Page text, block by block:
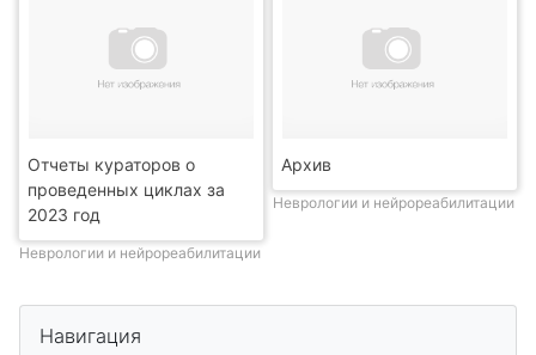
Отчеты кураторов о
проведенных циклах за
2023 год
Неврологии и нейрореабилитации
Архив
Неврологии и нейрореабилитации
Навигация